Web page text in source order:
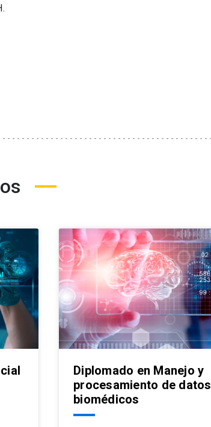
Diplomado en Manejo y
procesamiento de datos
biomédicos